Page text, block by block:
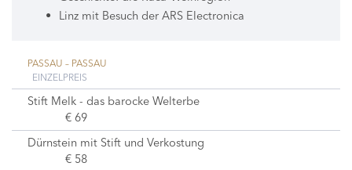
Linz mit Besuch der ARS Electronica
PASSAU – PASSAU
EINZELPREIS
Stift Melk - das barocke Welterbe
€ 69
Dürnstein mit Stift und Verkostung
€ 58